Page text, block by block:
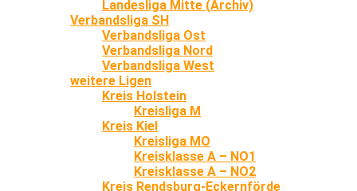
Landesliga Mitte (Archiv)
Verbandsliga SH
Verbandsliga Ost
Verbandsliga Nord
Verbandsliga West
weitere Ligen
Kreis Holstein
Kreisliga M
Kreis Kiel
Kreisliga MO
Kreisklasse A – NO1
Kreisklasse A – NO2
Kreis Rendsburg-Eckernförde